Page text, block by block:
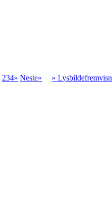
234» Neste» »